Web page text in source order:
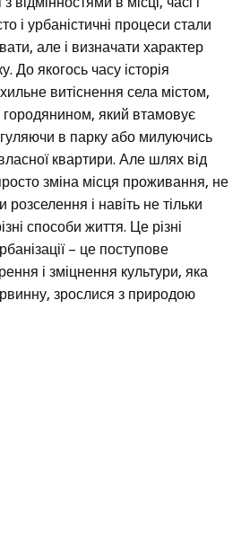
і урбаністичні процеси стали
але і визначати характер
До якогось часу історія
витіснення села містом,
городянином, який втамовує
в парку або милуючись
квартири. Але шлях від
зміна місця проживання, не
розселення і навіть не тільки
способи життя. Це різні
– це поступове
і зміцнення культури, яка
зрослися з природою